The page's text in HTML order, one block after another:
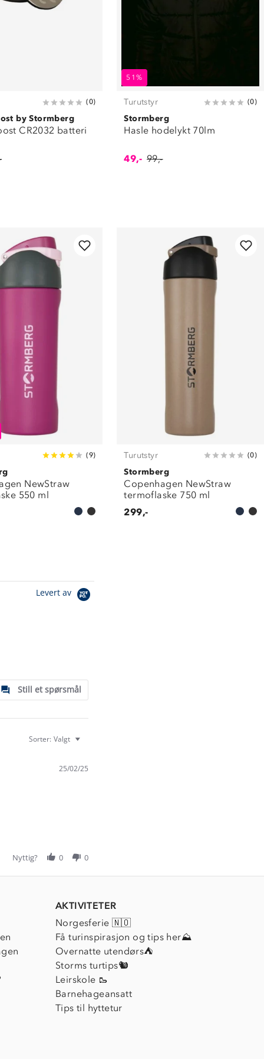
(0)
by Stormberg
CR2032 batteri
51%
Turutstyr (0)
Stormberg
Hasle hodelykt 70lm
49,- 99,-
(9)
NewStraw
550 ml
Turutstyr (0)
Stormberg
Copenhagen NewStraw
termoflaske 750 ml
299,-
Levert av
Still et spørsmål
Sorter: Valgt
25/02/25
Nyttig? 0 0
AKTIVITETER
Norgesferie 🇳🇴
Få turinspirasjon og tips her⛰
Overnatte utendørs⛺
Storms turtips🐿️
Leirskole 🥾
Barnehageansatt
Tips til hyttetur